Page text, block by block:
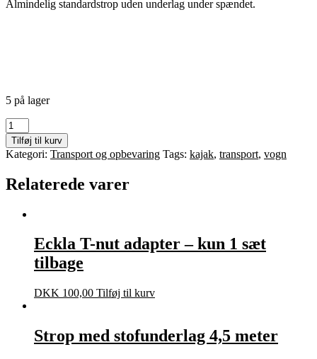
Almindelig standardstrop uden underlag under spændet.
5 på lager
Strop
standard
rød
3,5
antal
Tilføj til kurv
Kategori: Transport og opbevaring Tags: kajak, transport, vogn
Relaterede varer
Eckla T-nut adapter – kun 1 sæt
tilbage
DKK 100,00 Tilføj til kurv
Strop med stofunderlag 4,5 meter